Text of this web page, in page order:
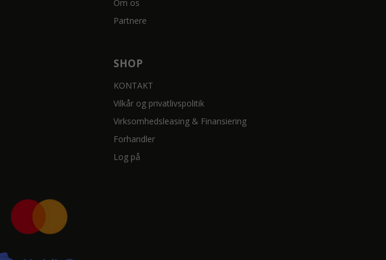
Om os
Partnere
SHOP
KONTAKT
Vilkår og privatlivspolitik
Virksomhedsleasing & Finansiering
Forhandler
Log på